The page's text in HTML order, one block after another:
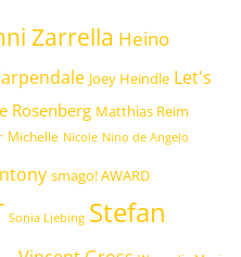
Zarrella Heino
Joey Heindle Let's
Rosenberg Matthias Reim
Michelle Nicole Nino de Angelo
smago! AWARD
Sonia Liebing Stefan